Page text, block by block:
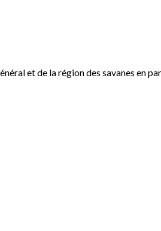
et de la région des savanes en